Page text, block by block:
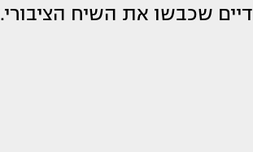
שכבשו את השיח הציבורי.